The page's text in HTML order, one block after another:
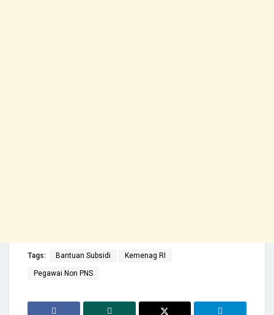
Tags: Bantuan Subsidi Kemenag RI
Pegawai Non PNS